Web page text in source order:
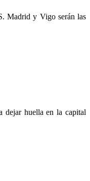
Madrid y Vigo serán las
dejar huella en la capital